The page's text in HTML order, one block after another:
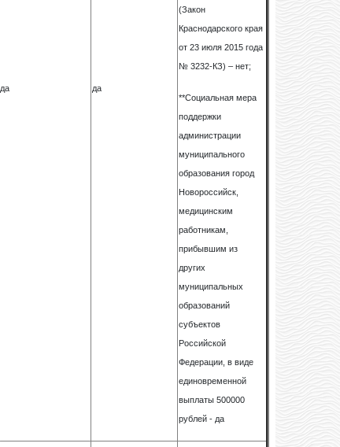
да да
(Закон
Краснодарского края
от 23 июля 2015 года
№ 3232-КЗ) – нет;
**Социальная мера
поддержки
администрации
муниципального
образования город
Новороссийск,
медицинским
работникам,
прибывшим из
других
муниципальных
образований
субъектов
Российской
Федерации, в виде
единовременной
выплаты 500000
рублей - да